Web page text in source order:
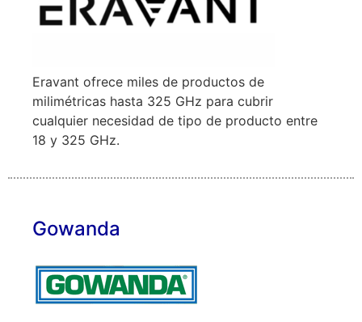
Eravant ofrece miles de productos de
milimétricas hasta 325 GHz para cubrir
cualquier necesidad de tipo de producto entre
18 y 325 GHz.
Gowanda